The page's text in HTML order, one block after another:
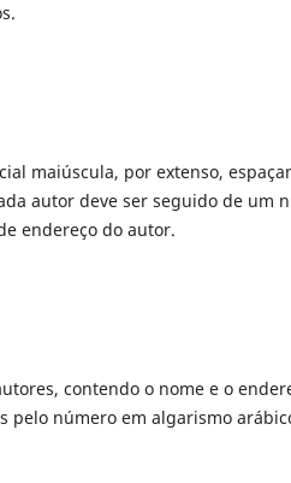
maiúscula, por extenso,
autor deve ser seguido de um
endereço do autor.
contendo o nome e o
pelo número em algarismo